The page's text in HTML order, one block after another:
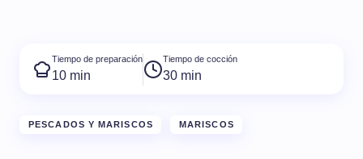
Tiempo de preparación
10 min
Tiempo de cocción
30 min
PESCADOS Y MARISCOS MARISCOS